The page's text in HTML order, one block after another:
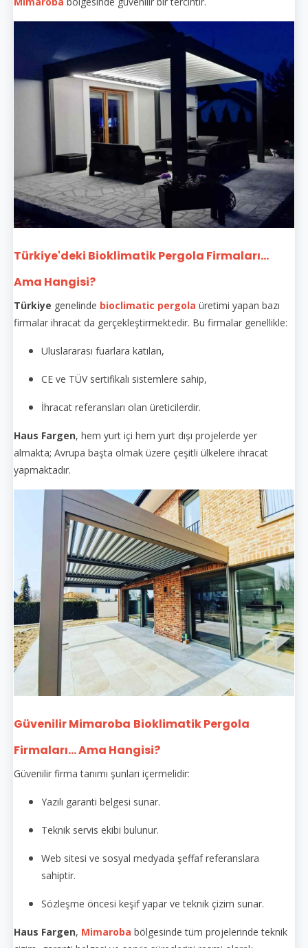
Türkiye'deki Bioklimatik Pergola Firmaları...
Ama Hangisi?
Türkiye genelinde bioclimatic pergola üretimi yapan bazı
firmalar ihracat da gerçekleştirmektedir. Bu firmalar genellikle:
Uluslararası fuarlara katılan,
CE ve TÜV sertifikalı sistemlere sahip,
İhracat referansları olan üreticilerdir.
Haus Fargen, hem yurt içi hem yurt dışı projelerde yer
almakta; Avrupa başta olmak üzere çeşitli ülkelere ihracat
yapmaktadır.
Güvenilir Mimaroba Bioklimatik Pergola
Firmaları... Ama Hangisi?
Güvenilir firma tanımı şunları içermelidir:
Yazılı garanti belgesi sunar.
Teknik servis ekibi bulunur.
Web sitesi ve sosyal medyada şeffaf referanslara
sahiptir.
Sözleşme öncesi keşif yapar ve teknik çizim sunar.
Haus Fargen, Mimaroba bölgesinde tüm projelerinde teknik